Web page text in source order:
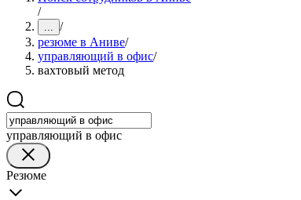
/
... /
резюме в Аниве/
управляющий в офис/
вахтовый метод
управляющий в офис
Резюме